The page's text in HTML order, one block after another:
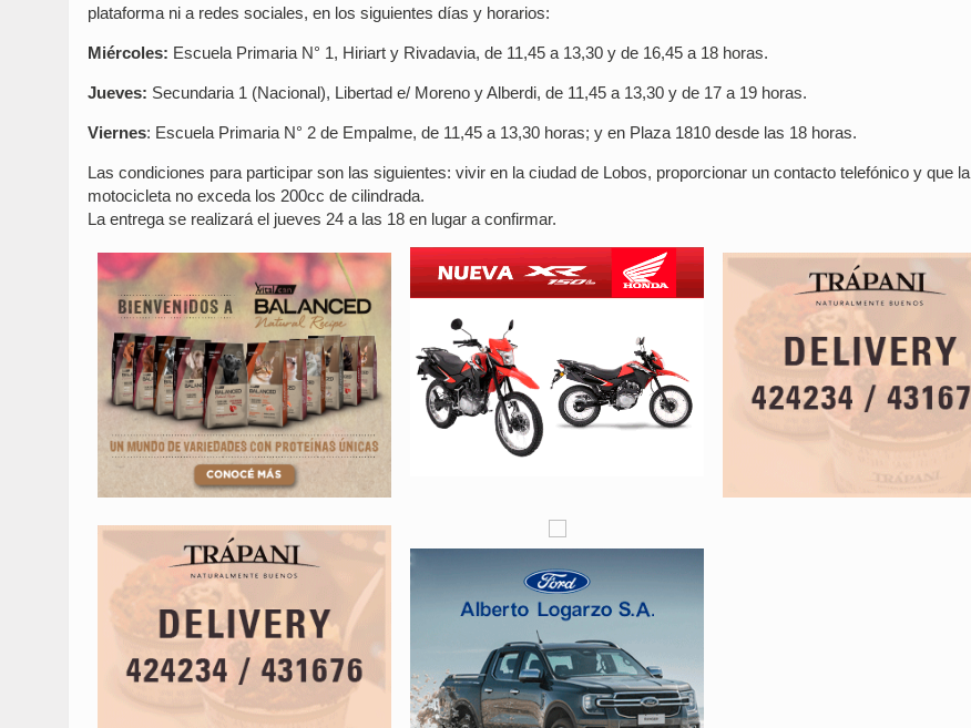
plataforma ni a redes sociales, en los siguientes días y horarios:
Miércoles: Escuela Primaria N° 1, Hiriart y Rivadavia, de 11,45 a 13,30 y de 16,45 a 18 horas.
Jueves: Secundaria 1 (Nacional), Libertad e/ Moreno y Alberdi, de 11,45 a 13,30 y de 17 a 19 horas.
Viernes: Escuela Primaria N° 2 de Empalme, de 11,45 a 13,30 horas; y en Plaza 1810 desde las 18 horas.
Las condiciones para participar son las siguientes: vivir en la ciudad de Lobos, proporcionar un contacto telefónico y que la
motocicleta no exceda los 200cc de cilindrada.
La entrega se realizará el jueves 24 a las 18 en lugar a confirmar.